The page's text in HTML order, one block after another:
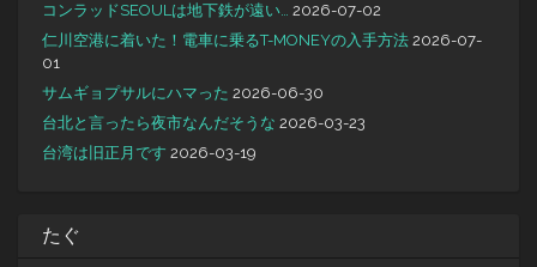
コンラッドSEOULは地下鉄が遠い… 2026-07-02
仁川空港に着いた！電車に乗るT-MONEYの入手方法 2026-07-
01
サムギョプサルにハマった 2026-06-30
台北と言ったら夜市なんだそうな 2026-03-23
台湾は旧正月です 2026-03-19
たぐ